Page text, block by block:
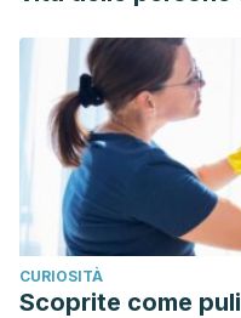
https://
angiography.
Valencia C, et al.
técnicas de imagen
enfermedad
2). Disponible en
content/uploads/2016/
las-Técnicas-de-
de-la-Enfermedad-
CURIOSITÀ
Scoprite come